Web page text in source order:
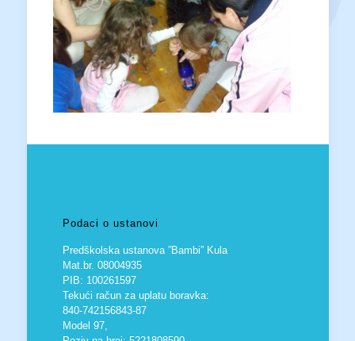
Podaci o ustanovi
Predškolska ustanova ”Bambi” Kula
Mat.br. 08004935
PIB: 100261597
Tekući račun za uplatu boravka:
840-742156843-87
Model 97,